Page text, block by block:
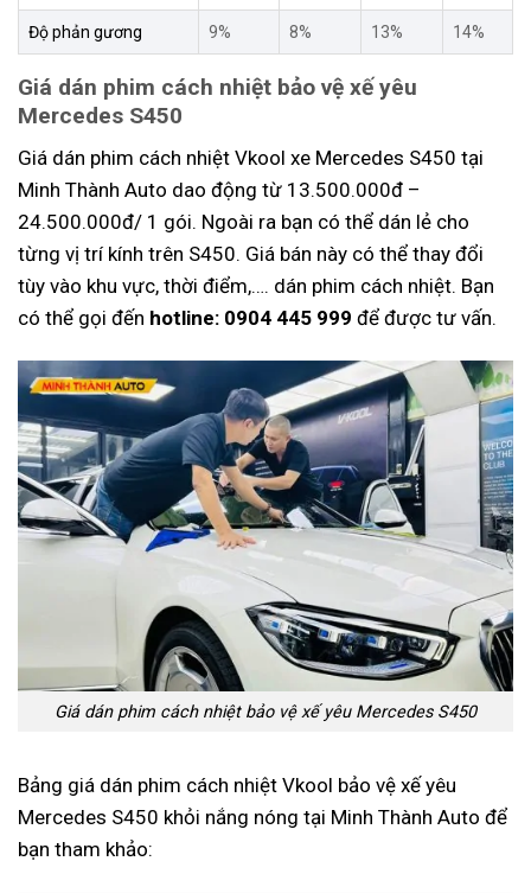
Độ phản gương 9% 8% 13% 14%
Giá dán phim cách nhiệt bảo vệ xế yêu
Mercedes S450
Giá dán phim cách nhiệt Vkool xe Mercedes S450 tại
Minh Thành Auto dao động từ 13.500.000đ –
24.500.000đ/ 1 gói. Ngoài ra bạn có thể dán lẻ cho
từng vị trí kính trên S450. Giá bán này có thể thay đổi
tùy vào khu vực, thời điểm,…. dán phim cách nhiệt. Bạn
có thể gọi đến hotline: 0904 445 999 để được tư vấn.
Giá dán phim cách nhiệt bảo vệ xế yêu Mercedes S450
Bảng giá dán phim cách nhiệt Vkool bảo vệ xế yêu
Mercedes S450 khỏi nắng nóng tại Minh Thành Auto để
bạn tham khảo: